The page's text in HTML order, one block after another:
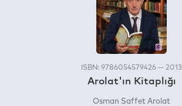
ISBN: 9786054579426 — 2013
Arolat'ın Kitaplığı
Osman Saffet Arolat